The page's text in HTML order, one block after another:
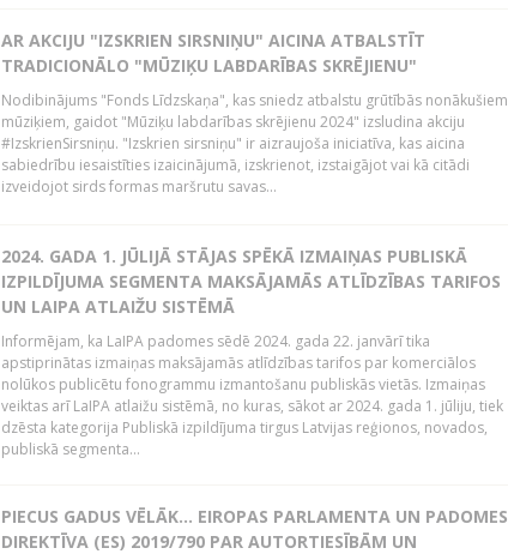
AR AKCIJU "IZSKRIEN SIRSNIŅU" AICINA ATBALSTĪT
TRADICIONĀLO "MŪZIĶU LABDARĪBAS SKRĒJIENU"
Nodibinājums "Fonds Līdzskaņa", kas sniedz atbalstu grūtībās nonākušiem
mūziķiem, gaidot "Mūziķu labdarības skrējienu 2024" izsludina akciju
#IzskrienSirsniņu. "Izskrien sirsniņu" ir aizraujoša iniciatīva, kas aicina
sabiedrību iesaistīties izaicinājumā, izskrienot, izstaigājot vai kā citādi
izveidojot sirds formas maršrutu savas...
2024. GADA 1. JŪLIJĀ STĀJAS SPĒKĀ IZMAIŅAS PUBLISKĀ
IZPILDĪJUMA SEGMENTA MAKSĀJAMĀS ATLĪDZĪBAS TARIFOS
UN LAIPA ATLAIŽU SISTĒMĀ
Informējam, ka LaIPA padomes sēdē 2024. gada 22. janvārī tika
apstiprinātas izmaiņas maksājamās atlīdzības tarifos par komerciālos
nolūkos publicētu fonogrammu izmantošanu publiskās vietās. Izmaiņas
veiktas arī LaIPA atlaižu sistēmā, no kuras, sākot ar 2024. gada 1. jūliju, tiek
dzēsta kategorija Publiskā izpildījuma tirgus Latvijas reģionos, novados,
publiskā segmenta...
PIECUS GADUS VĒLĀK... EIROPAS PARLAMENTA UN PADOMES
DIREKTĪVA (ES) 2019/790 PAR AUTORTIESĪBĀM UN